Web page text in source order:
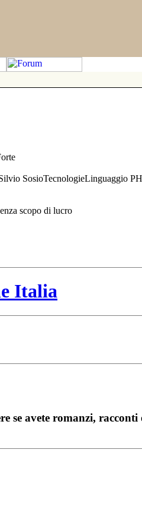
SosioTecnologieLinguaggio
scopo di lucro
Italia
se avete romanzi,